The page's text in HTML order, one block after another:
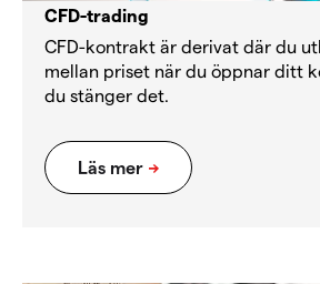
CFD-trading
CFD-kontrakt är derivat där du
mellan priset när du öppnar ditt
du stänger det.